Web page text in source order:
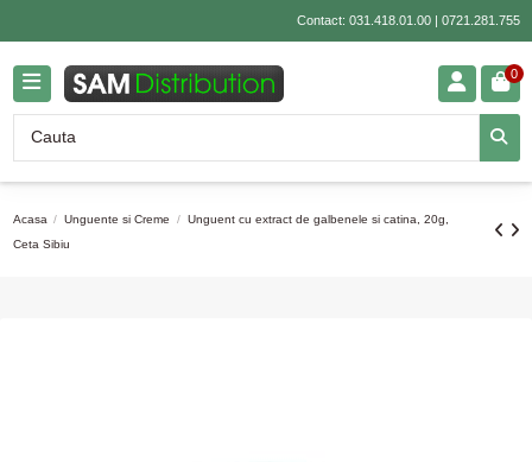
Contact: 031.418.01.00| 0721.281.755
0
Acasa Unguente si Creme
Unguent cu extract de galbenele si catina, 20g,
Ceta Sibiu